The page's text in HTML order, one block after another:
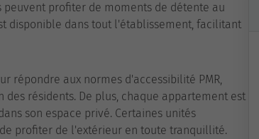
peuvent profiter de moments de détente au
disponible dans tout l'établissement, facilitant
répondre aux normes d'accessibilité PMR,
résidents. De plus, chaque appartement est
son espace privé. Certaines unités
profiter de l'extérieur en toute tranquillité.